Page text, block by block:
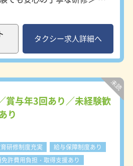
ートでペーパードライバーだ
、今ではしっかりと安定して
ます！ 研修期間は2週間。す
フェッショナルとして活躍で
続年数20年以上の乗務員が
良さに思わず長く続けたくな
厳しいルールや細かい指示
し。お互いに尊重し合い、和
いと働ける環境が魅力です。
タクシー求人詳細へ
賞与年3回あり／未経験歓
り
研修制度充実
給与保障制度あり
免許費用負担・取得支援あり